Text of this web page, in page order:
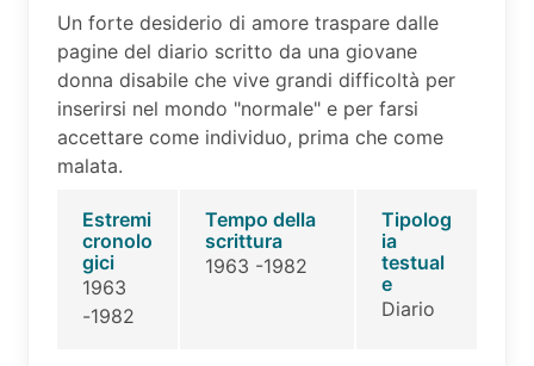
Un forte desiderio di amore traspare dalle
pagine del diario scritto da una giovane
donna disabile che vive grandi difficoltà per
inserirsi nel mondo "normale" e per farsi
accettare come individuo, prima che come
malata.
Estremi
cronolo
gici
1963
-1982
Tempo della
scrittura
1963 -1982
Tipolog
ia
testual
e
Diario